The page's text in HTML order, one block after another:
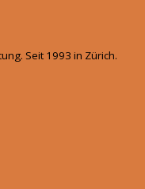
Seit 1993 in Zürich.